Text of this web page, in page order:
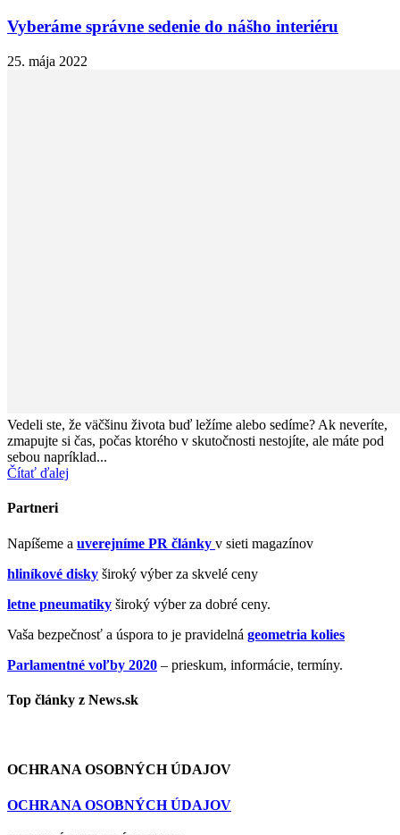
Vyberáme správne sedenie do nášho interiéru
25. mája 2022
Vedeli ste, že väčšinu života buď ležíme alebo sedíme? Ak neveríte,
zmapujte si čas, počas ktorého v skutočnosti nestojíte, ale máte pod
sebou napríklad...
Čítať ďalej
Partneri
Napíšeme a uverejníme PR články v sieti magazínov
hliníkové disky široký výber za skvelé ceny
letne pneumatiky široký výber za dobré ceny.
Vaša bezpečnosť a úspora to je pravidelná geometria kolies
Parlamentné voľby 2020 – prieskum, informácie, termíny.
Top články z News.sk
OCHRANA OSOBNÝCH ÚDAJOV
OCHRANA OSOBNÝCH ÚDAJOV